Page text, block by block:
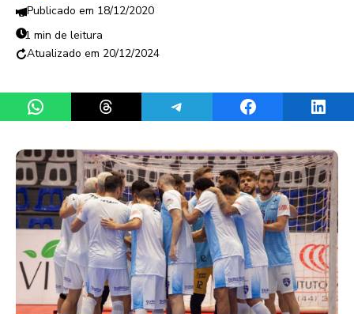
18/12/2020
1 min de leitura
20/12/2024
Share on WhatsAppShare on ThreadsShare on TelegramShare on Facebook